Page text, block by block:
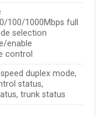
100/1000Mbps full
selection
enable
control
duplex mode,
status,
trunk status